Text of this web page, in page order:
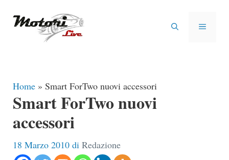
MENU
Home » Smart ForTwo nuovi accessori
Smart ForTwo nuovi
accessori
18 Marzo 2010 di Redazione